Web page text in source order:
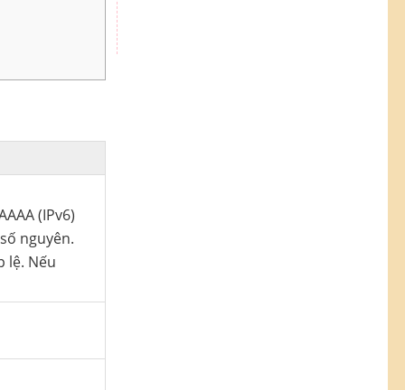
(IPv6)
nguyên.
lệ. Nếu